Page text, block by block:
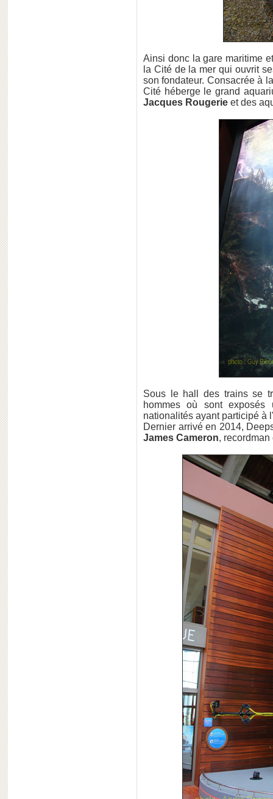
Ainsi donc la gare maritime
la Cité de la mer qui ouvrit
son fondateur. Consacrée à
Cité héberge le grand
Jacques Rougerie et des
Sous le hall des trains se
hommes où sont exposés
nationalités ayant participé à
Dernier arrivé en 2014,
James Cameron,